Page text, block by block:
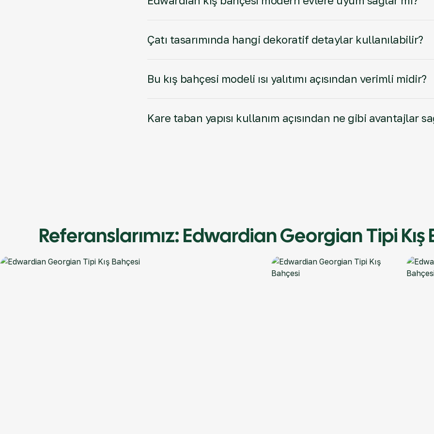
Çatı tasarımında hangi dekoratif detaylar kullanılabilir?
Bu kış bahçesi modeli ısı yalıtımı açısından verimli midir?
Kare taban yapısı kullanım açısından ne gibi avantajlar
Referanslarımız: Edwardian Georgian Tipi Kış